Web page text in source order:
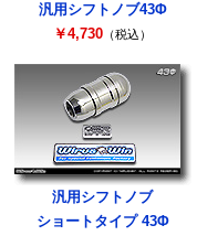
汎用シフトノブ43Φ
￥4,730 （税込）
汎用シフトノブ
ショートタイプ 43Φ